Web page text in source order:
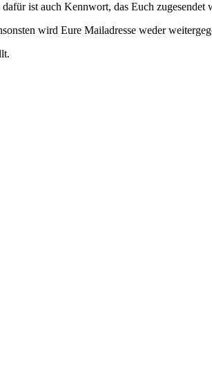
ist auch Kennwort, das Euch zugesendet
wird Eure Mailadresse weder